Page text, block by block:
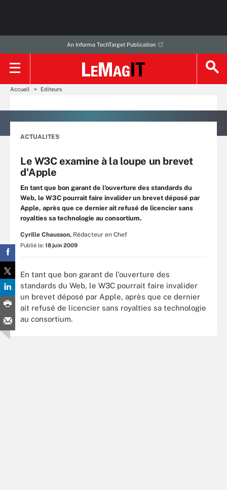
An Informa TechTarget Publication
Accueil Editeurs
ACTUALITES
Le W3C examine à la loupe un brevet
d'Apple
En tant que bon garant de l'ouverture des standards du
Web, le W3C pourrait faire invalider un brevet déposé par
Apple, après que ce dernier ait refusé de licencier sans
royalties sa technologie au consortium.
Cyrille Chausson, Rédacteur en Chef
Publié le: 18 juin 2009
En tant que bon garant de l'ouverture des
standards du Web, le W3C pourrait faire invalider
un brevet déposé par Apple, après que ce dernier
ait refusé de licencier sans royalties sa technologie
au consortium.